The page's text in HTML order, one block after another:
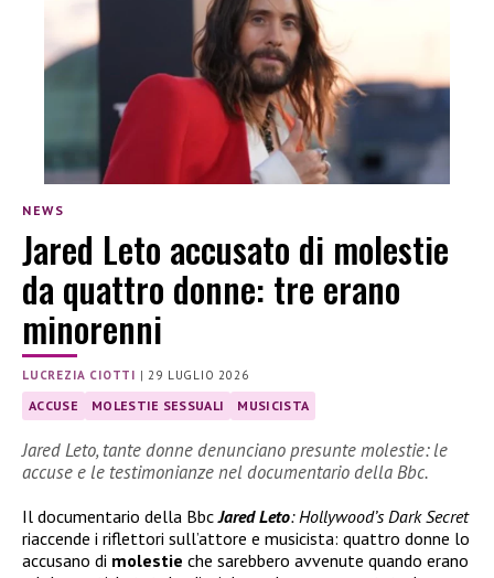
NEWS
Jared Leto accusato di molestie
da quattro donne: tre erano
minorenni
LUCREZIA CIOTTI | 29 LUGLIO 2026
ACCUSE MOLESTIE SESSUALI MUSICISTA
Jared Leto, tante donne denunciano presunte molestie: le
accuse e le testimonianze nel documentario della Bbc.
Il documentario della BbcJared Leto: Hollywood’s Dark Secret
riaccende i riflettori sull’attore e musicista: quattro donne lo
accusano di molestie che sarebbero avvenute quando erano